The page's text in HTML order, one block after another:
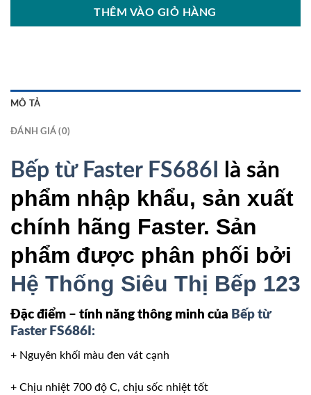
THÊM VÀO GIỎ HÀNG
MÔ TẢ
ĐÁNH GIÁ (0)
Bếp từ Faster FS686I là sản
phẩm nhập khẩu, sản xuất
chính hãng Faster. Sản
phẩm được phân phối bởi
Hệ Thống Siêu Thị Bếp 123
Đặc điểm – tính năng thông minh của Bếp từ
Faster FS686I:
+ Nguyên khối màu đen vát cạnh
+ Chịu nhiệt 700 độ C, chịu sốc nhiệt tốt